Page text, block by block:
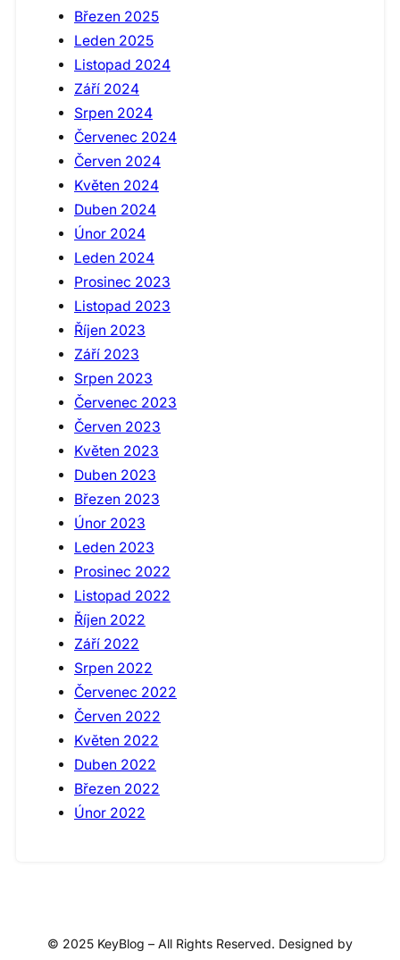
Březen 2025
Leden 2025
Listopad 2024
Září 2024
Srpen 2024
Červenec 2024
Červen 2024
Květen 2024
Duben 2024
Únor 2024
Leden 2024
Prosinec 2023
Listopad 2023
Říjen 2023
Září 2023
Srpen 2023
Červenec 2023
Červen 2023
Květen 2023
Duben 2023
Březen 2023
Únor 2023
Leden 2023
Prosinec 2022
Listopad 2022
Říjen 2022
Září 2022
Srpen 2022
Červenec 2022
Červen 2022
Květen 2022
Duben 2022
Březen 2022
Únor 2022
© 2025 KeyBlog – All Rights Reserved. Designed by